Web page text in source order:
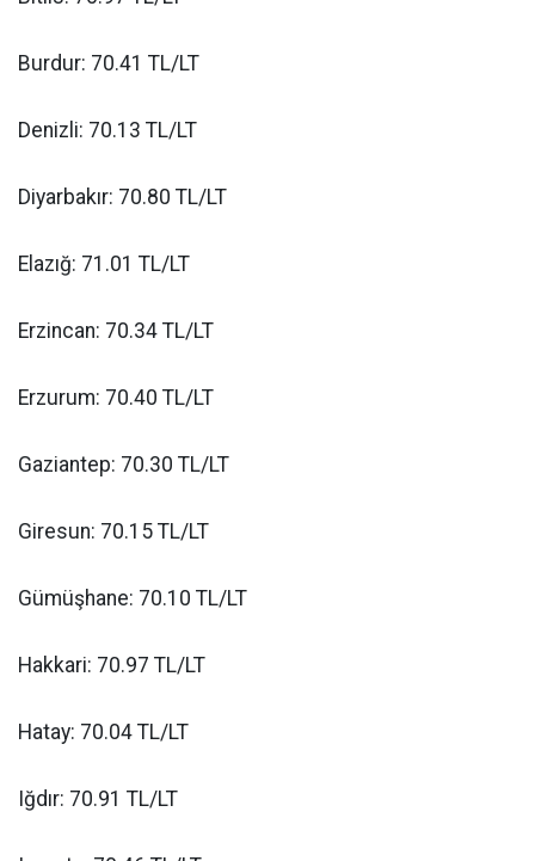
Burdur: 70.41 TL/LT
Denizli: 70.13 TL/LT
Diyarbakır: 70.80 TL/LT
Elazığ: 71.01 TL/LT
Erzincan: 70.34 TL/LT
Erzurum: 70.40 TL/LT
Gaziantep: 70.30 TL/LT
Giresun: 70.15 TL/LT
Gümüşhane: 70.10 TL/LT
Hakkari: 70.97 TL/LT
Hatay: 70.04 TL/LT
Iğdır: 70.91 TL/LT